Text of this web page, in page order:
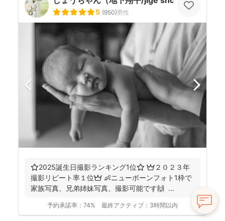
5 (950)男性
⭐️2025誕生日撮影ランキング1位⭐️ 👑２０２３年
撮影リピート率１位👑 👶ニューボーンフォト1枠で
家族写真、兄弟姉妹写真、撮影可能です🙌 ...
予約承諾率： 74% 最終アクティブ： 3時間以内